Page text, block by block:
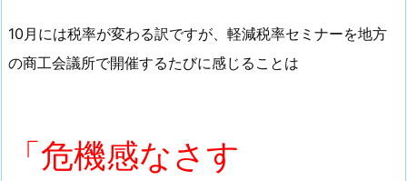
10月には税率が変わる訳ですが、軽減税率セミナーを地方
の商工会議所で開催するたびに感じることは
「危機感なさす